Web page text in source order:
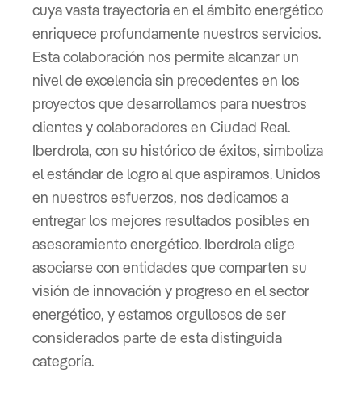
cuya vasta trayectoria en el ámbito energético
enriquece profundamente nuestros servicios.
Esta colaboración nos permite alcanzar un
nivel de excelencia sin precedentes en los
proyectos que desarrollamos para nuestros
clientes y colaboradores en Ciudad Real.
Iberdrola, con su histórico de éxitos, simboliza
el estándar de logro al que aspiramos. Unidos
en nuestros esfuerzos, nos dedicamos a
entregar los mejores resultados posibles en
asesoramiento energético. Iberdrola elige
asociarse con entidades que comparten su
visión de innovación y progreso en el sector
energético, y estamos orgullosos de ser
considerados parte de esta distinguida
categoría.